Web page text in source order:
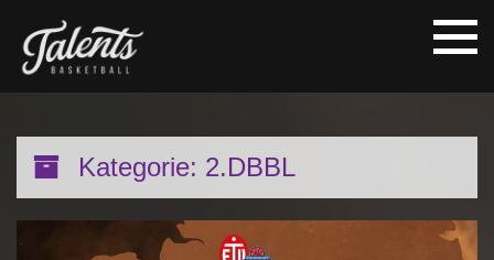
Kategorie: 2.DBBL